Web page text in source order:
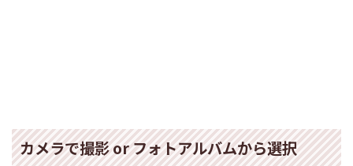
カメラで撮影 or フォトアルバムから選択